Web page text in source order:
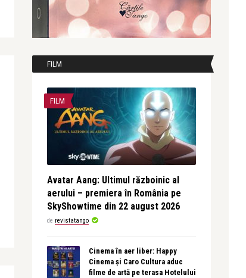
FILM
FILM
Avatar Aang: Ultimul războinic al
aerului – premiera în România pe
SkyShowtime din 22 august 2026
de revistatango
Cinema în aer liber: Happy
Cinema și Caro Cultura aduc
filme de artă pe terasa Hotelului